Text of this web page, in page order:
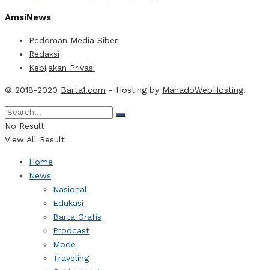
AmsiNews
Pedoman Media Siber
Redaksi
Kebijakan Privasi
© 2018-2020 Barta1.com - Hosting by ManadoWebHosting.
No Result
View All Result
Home
News
Nasional
Edukasi
Barta Grafis
Prodcast
Mode
Traveling